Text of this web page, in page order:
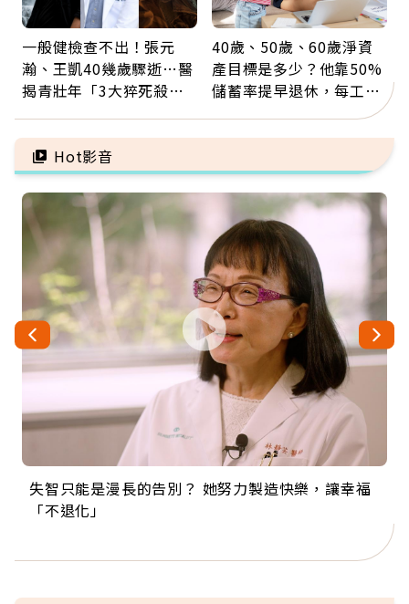
一般健檢查不出！張元
瀚、王凱40幾歲驟逝…醫
揭青壯年「3大猝死殺
雷
40歲、50歲、60歲淨資
產目標是多少？他靠50%
儲蓄率提早退休，每工作
Hot影音
失智只能是漫長的告別？ 她努力製造快樂，讓幸福
「不退化」
來自剛果的巧克力神父 為台灣奉獻36年 「台灣是我
的家，我連作夢都講台語！」
63歲卸矽谷副總、搬回台灣找快樂！「蛋黃哥小
丑」走進安養院，逗樂上萬爺奶：退休後才開始真
104歲打破金氏世界紀錄 成為全球最年長羽球選
手，分享長壽的秘密原來是「這個」
事業巔峰他選擇追夢…黑手阿伯拉小提琴還登上小
巨蛋！連CNN都大讚！